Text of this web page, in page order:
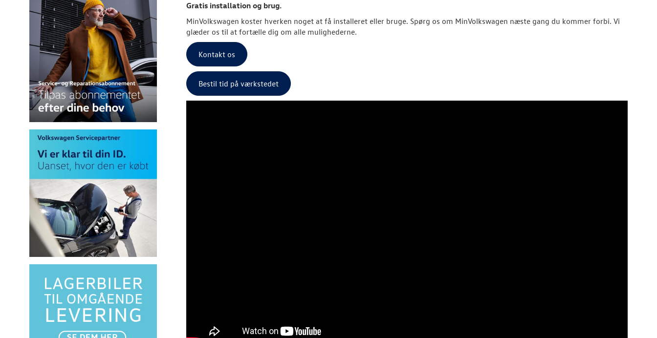
Gratis installation og brug.
MinVolkswagen koster hverken noget at få installeret eller bruge. Spørg os om MinVolkswagen næste gang du kommer forbi. Vi
glæder os til at fortælle dig om alle mulighederne.
Kontakt os
Bestil tid på værkstedet